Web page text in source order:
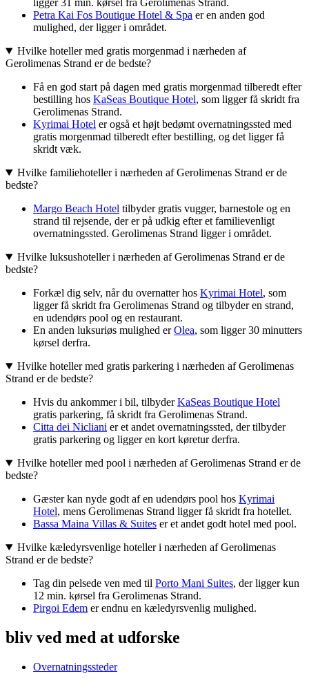
ligger 31 min. kørsel fra Gerolimenas Strand.
Petra Kai Fos Boutique Hotel & Spa er en anden god
mulighed, der ligger i området.
Hvilke hoteller med gratis morgenmad i nærheden af
Gerolimenas Strand er de bedste?
Få en god start på dagen med gratis morgenmad tilberedt efter
bestilling hos KaSeas Boutique Hotel, som ligger få skridt fra
Gerolimenas Strand.
Kyrimai Hotel er også et højt bedømt overnatningssted med
gratis morgenmad tilberedt efter bestilling, og det ligger få
skridt væk.
Hvilke familiehoteller i nærheden af Gerolimenas Strand er de
bedste?
Margo Beach Hotel tilbyder gratis vugger, barnestole og en
strand til rejsende, der er på udkig efter et familievenligt
overnatningssted. Gerolimenas Strand ligger i området.
Hvilke luksushoteller i nærheden af Gerolimenas Strand er de
bedste?
Forkæl dig selv, når du overnatter hos Kyrimai Hotel, som
ligger få skridt fra Gerolimenas Strand og tilbyder en strand,
en udendørs pool og en restaurant.
En anden luksuriøs mulighed erOlea, som ligger 30 minutters
kørsel derfra.
Hvilke hoteller med gratis parkering i nærheden af Gerolimenas
Strand er de bedste?
Hvis du ankommer i bil, tilbyderKaSeas Boutique Hotel
gratis parkering, få skridt fra Gerolimenas Strand.
Citta dei Nicliani er et andet overnatningssted, der tilbyder
gratis parkering og ligger en kort køretur derfra.
Hvilke hoteller med pool i nærheden af Gerolimenas Strand er de
bedste?
Gæster kan nyde godt af en udendørs pool hos Kyrimai
Hotel, mens Gerolimenas Strand ligger få skridt fra hotellet.
Bassa Maina Villas & Suites er et andet godt hotel med pool.
Hvilke kæledyrsvenlige hoteller i nærheden af Gerolimenas
Strand er de bedste?
Tag din pelsede ven med til Porto Mani Suites, der ligger kun
12 min. kørsel fra Gerolimenas Strand.
Pirgoi Edem er endnu en kæledyrsvenlig mulighed.
bliv ved med at udforske
Overnatningssteder